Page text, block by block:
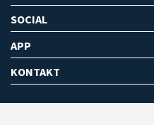
SOCIAL
APP
KONTAKT